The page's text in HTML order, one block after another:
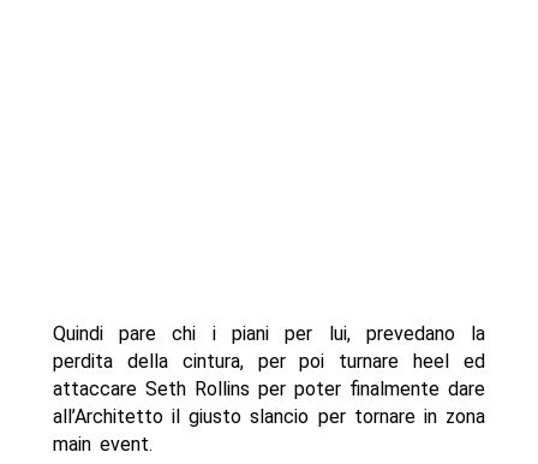
Quindi pare chi i piani per lui, prevedano la
perdita della cintura, per poi turnare heel ed
attaccare Seth Rollins per poter finalmente dare
all’Architetto il giusto slancio per tornare in zona
main event.